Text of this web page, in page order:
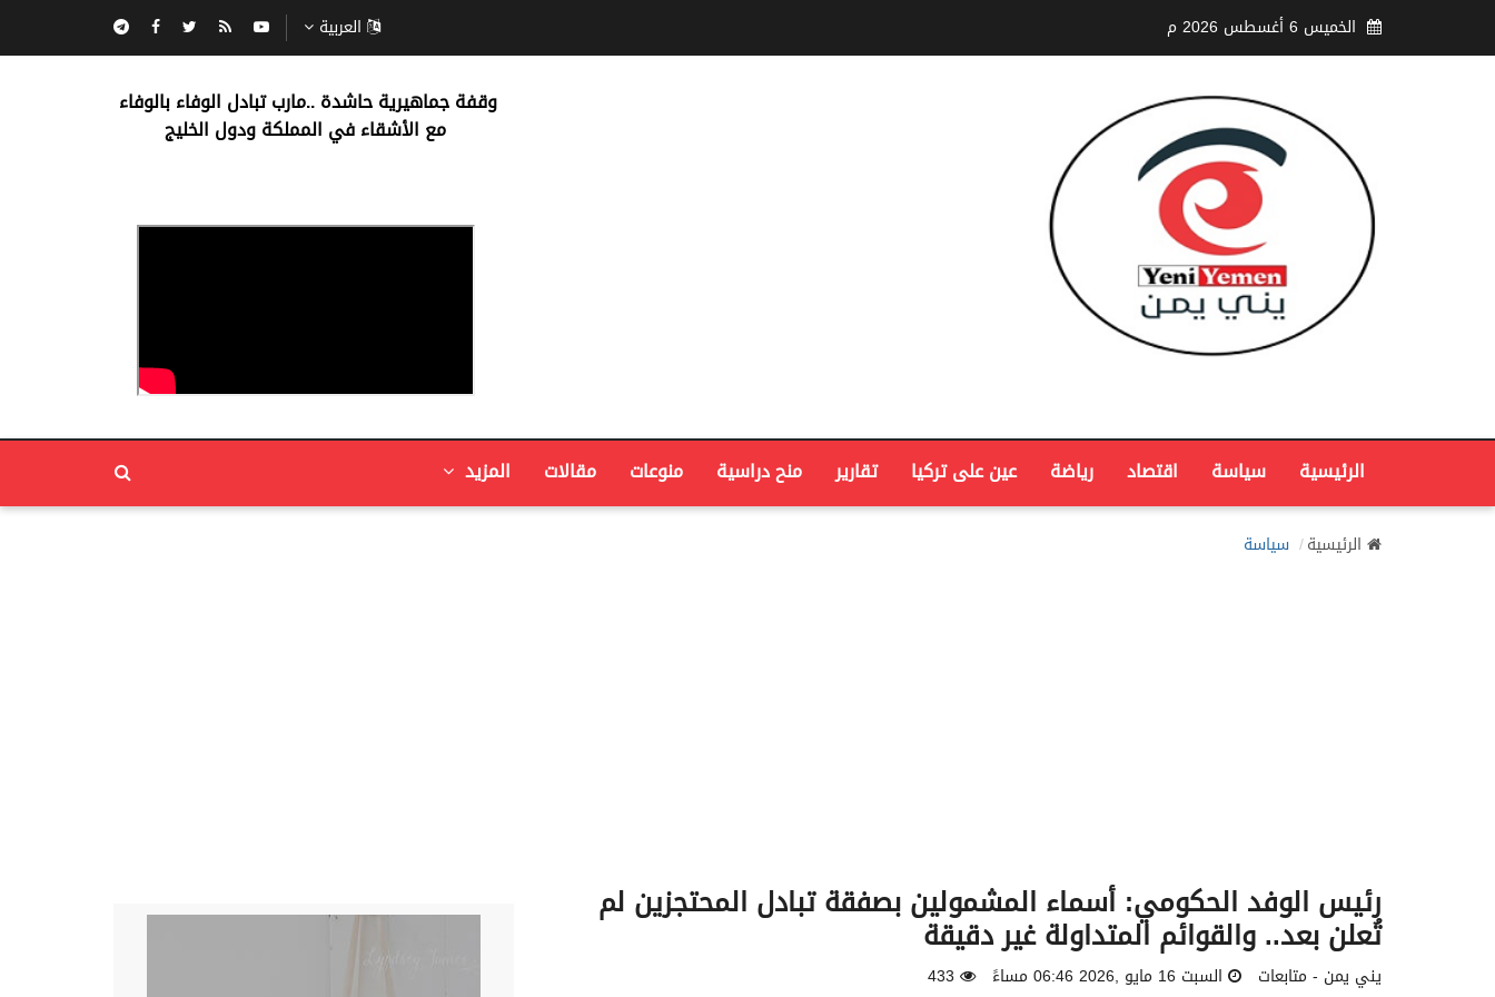
الخميس 6 أغسطس 2026 م العربية
‏وقفة جماهيرية حاشدة ..مارب ‏تبادل الوفاء بالوفاء ‏
مع الأشقاء في المملكة ودول الخليج
الرئيسية سياسة اقتصاد رياضة عين على تركيا تقارير منح دراسية منوعات مقالات المزيد
الرئيسية سياسة
رئيس الوفد الحكومي: أسماء المشمولين بصفقة تبادل المحتجزين لم
تُعلن بعد.. والقوائم المتداولة غير دقيقة
يني يمن - متابعات السبت 16 مايو ,2026 06:46 مساءً 433